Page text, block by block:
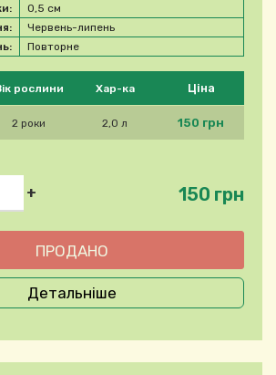
продукт
рослини Хар-ка Ціна
2 роки 2,0 л 150 грн
+ 150 грн
0,5 см
Червень-липень
Повторне
Детальніше